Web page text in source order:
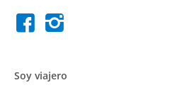
Soy viajero